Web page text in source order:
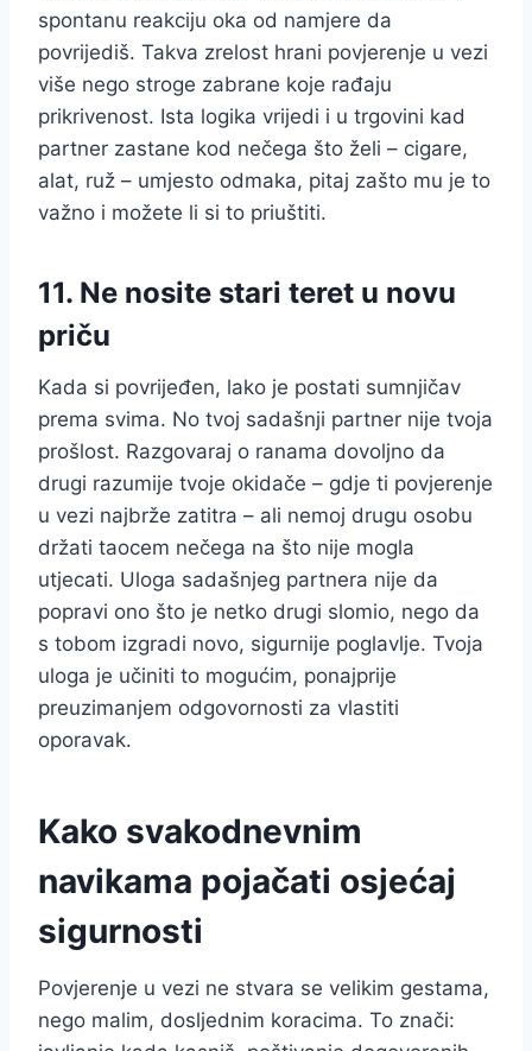
spontanu reakciju oka od namjere da
povrijediš. Takva zrelost hrani povjerenje u vezi
više nego stroge zabrane koje rađaju
prikrivenost. Ista logika vrijedi i u trgovini kad
partner zastane kod nečega što želi – cigare,
alat, ruž – umjesto odmaka, pitaj zašto mu je to
važno i možete li si to priuštiti.
11. Ne nosite stari teret u novu
priču
Kada si povrijeđen, lako je postati sumnjičav
prema svima. No tvoj sadašnji partner nije tvoja
prošlost. Razgovaraj o ranama dovoljno da
drugi razumije tvoje okidače – gdje ti povjerenje
u vezi najbrže zatitra – ali nemoj drugu osobu
držati taocem nečega na što nije mogla
utjecati. Uloga sadašnjeg partnera nije da
popravi ono što je netko drugi slomio, nego da
s tobom izgradi novo, sigurnije poglavlje. Tvoja
uloga je učiniti to mogućim, ponajprije
preuzimanjem odgovornosti za vlastiti
oporavak.
Kako svakodnevnim
navikama pojačati osjećaj
sigurnosti
Povjerenje u vezi ne stvara se velikim gestama,
nego malim, dosljednim koracima. To znači: